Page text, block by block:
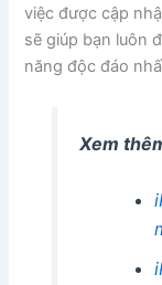
việc được cập
sẽ giúp bạn luôn
năng độc đáo
Xem